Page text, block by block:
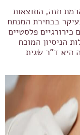
חזה, התוצאות
בבחירת המנתח
פלסטיים
הניסיון המוכח
היא ד"ר שגית